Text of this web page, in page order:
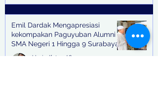
Emil Dardak Mengapresiasi
kekompakan Paguyuban Alumni
SMA Negeri 1 Hingga 9 Surabaya
(Pasmanbaya) dalam Kegiatan
khoirulfatma13